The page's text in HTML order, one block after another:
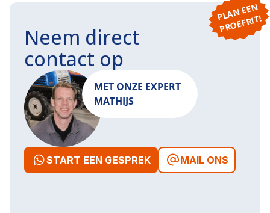
P
L
A
N
E
E
N
P
R
O
E
F
RI
T!
Neem direct
contact op
MET ONZE EXPERT
MATHIJS
START EEN GESPREK MAIL ONS